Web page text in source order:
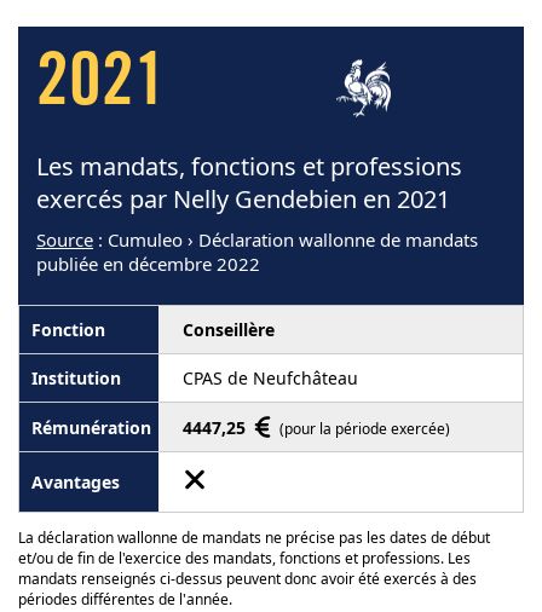
2021
Les mandats, fonctions et professions
exercés par Nelly Gendebien en 2021
Source : Cumuleo › Déclaration wallonne de mandats
publiée en décembre 2022
Conseillère
CPAS de Neufchâteau
4447,25 (pour la période exercée)
La déclaration wallonne de mandats ne précise pas les dates de début
et/ou de fin de l'exercice des mandats, fonctions et professions. Les
mandats renseignés ci-dessus peuvent donc avoir été exercés à des
périodes différentes de l'année.